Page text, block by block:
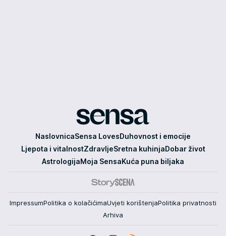
NaslovnicaSensa LovesDuhovnost i emocije
Ljepota i vitalnostZdravljeSretna kuhinjaDobar život
AstrologijaMoja SensaKuća puna biljaka
ImpressumPolitika o kolačićimaUvjeti korištenjaPolitika privatnosti
Arhiva